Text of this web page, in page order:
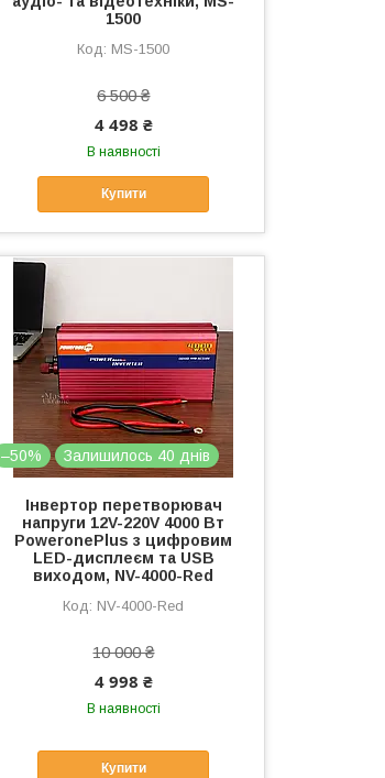
1500
MS-1500
6 500 ₴
4 498 ₴
В наявності
Купити
–50% Залишилось 40 днів
Інвертор перетворювач
напруги 12V-220V 4000 Вт
PoweronePlus з цифровим
LED-дисплеєм та USB
виходом, NV-4000-Red
NV-4000-Red
10 000 ₴
4 998 ₴
В наявності
Купити